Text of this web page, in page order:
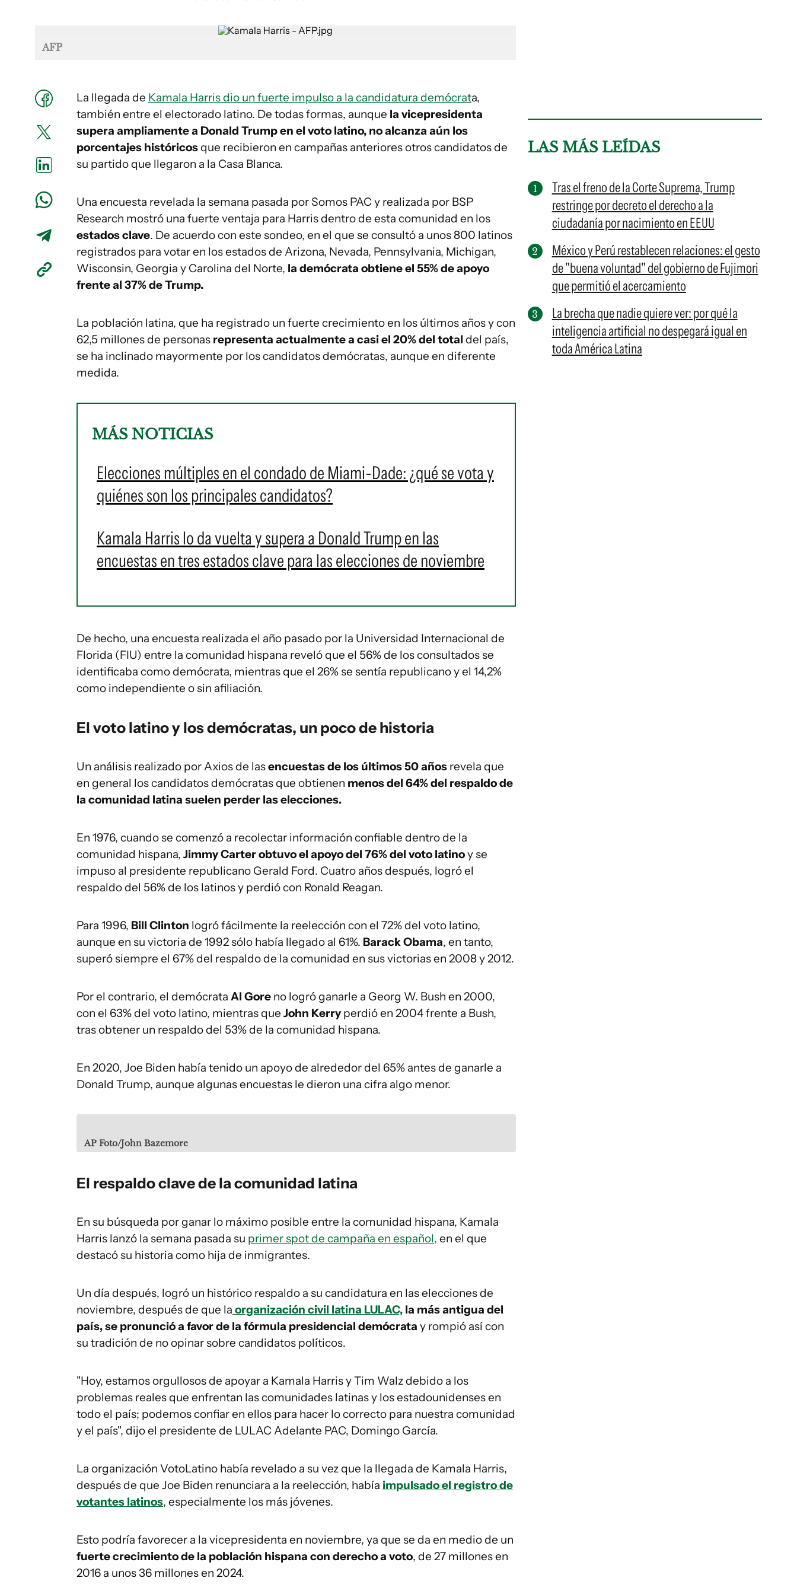
AFP
La llegada de Kamala Harris dio un fuerte impulso a la candidatura demócrata,
también entre el electorado latino. De todas formas, aunque la vicepresidenta
supera ampliamente a Donald Trump en el voto latino, no alcanza aún los
porcentajes históricosque recibieron en campañas anteriores otros candidatos de
su partido que llegaron a la Casa Blanca.
Una encuesta revelada la semana pasada por Somos PAC y realizada por BSP
Research mostró una fuerte ventaja para Harris dentro de esta comunidad en los
estados clave. De acuerdo con este sondeo, en el que se consultó a unos 800 latinos
registrados para votar en los estados de Arizona, Nevada, Pennsylvania, Michigan,
Wisconsin, Georgia y Carolina del Norte, la demócrata obtiene el 55% de apoyo
frente al 37% de Trump.
La población latina, que ha registrado un fuerte crecimiento en los últimos años y con
62,5 millones de personas representa actualmente a casi el 20% del total del país,
se ha inclinado mayormente por los candidatos demócratas, aunque en diferente
medida.
MÁS NOTICIAS
Elecciones múltiples en el condado de Miami-Dade: ¿qué se vota y
quiénes son los principales candidatos?
Kamala Harris lo da vuelta y supera a Donald Trump en las
encuestas en tres estados clave para las elecciones de noviembre
De hecho, una encuesta realizada el año pasado por la Universidad Internacional de
Florida (FIU) entre la comunidad hispana reveló que el 56% de los consultados se
identificaba como demócrata, mientras que el 26% se sentía republicano y el 14,2%
como independiente o sin afiliación.
El voto latino y los demócratas, un poco de historia
Un análisis realizado por Axios de lasencuestas de los últimos 50 años revela que
en general los candidatos demócratas que obtienen menos del 64% del respaldo de
la comunidad latina suelen perder las elecciones.
En 1976, cuando se comenzó a recolectar información confiable dentro de la
comunidad hispana, Jimmy Carter obtuvo el apoyo del 76% del voto latinoy se
impuso al presidente republicano Gerald Ford. Cuatro años después, logró el
respaldo del 56% de los latinos y perdió con Ronald Reagan.
Para 1996, Bill Clinton logró fácilmente la reelección con el 72% del voto latino,
aunque en su victoria de 1992 sólo había llegado al 61%. Barack Obama, en tanto,
superó siempre el 67% del respaldo de la comunidad en sus victorias en 2008 y 2012.
Por el contrario, el demócrata Al Gore no logró ganarle a Georg W. Bush en 2000,
con el 63% del voto latino, mientras que John Kerryperdió en 2004 frente a Bush,
tras obtener un respaldo del 53% de la comunidad hispana.
En 2020, Joe Biden había tenido un apoyo de alrededor del 65% antes de ganarle a
Donald Trump, aunque algunas encuestas le dieron una cifra algo menor.
AP Foto/John Bazemore
El respaldo clave de la comunidad latina
En su búsqueda por ganar lo máximo posible entre la comunidad hispana, Kamala
Harris lanzó la semana pasada su primer spot de campaña en español, en el que
destacó su historia como hija de inmigrantes.
Un día después, logró un histórico respaldo a su candidatura en las elecciones de
noviembre, después de que la organización civil latina LULAC, la más antigua del
país, se pronunció a favor de la fórmula presidencial demócrata y rompió así con
su tradición de no opinar sobre candidatos políticos.
"Hoy, estamos orgullosos de apoyar a Kamala Harris y Tim Walz debido a los
problemas reales que enfrentan las comunidades latinas y los estadounidenses en
todo el país; podemos confiar en ellos para hacer lo correcto para nuestra comunidad
y el país", dijo el presidente de LULAC Adelante PAC, Domingo García.
La organización VotoLatino había revelado a su vez que la llegada de Kamala Harris,
después de que Joe Biden renunciara a la reelección, había impulsado el registro de
votantes latinos, especialmente los más jóvenes.
Esto podría favorecer a la vicepresidenta en noviembre, ya que se da en medio de un
fuerte crecimiento de la población hispana con derecho a voto, de 27 millones en
2016 a unos 36 millones en 2024.
LAS MÁS LEÍDAS
Tras el freno de la Corte Suprema, Trump
restringe por decreto el derecho a la
ciudadanía por nacimiento en EEUU
México y Perú restablecen relaciones: el gesto
de "buena voluntad" del gobierno de Fujimori
que permitió el acercamiento
La brecha que nadie quiere ver: por qué la
inteligencia artificial no despegará igual en
toda América Latina